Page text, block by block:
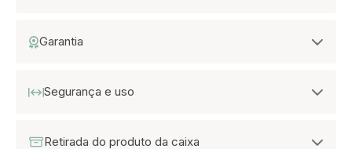
Garantia
Segurança e uso
Retirada do produto da caixa